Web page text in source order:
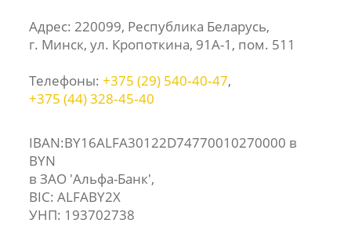
Адрес: 220099, Республика Беларусь,
г. Минск, ул. Кропоткина, 91А-1, пом. 511
Телефоны: +375 (29) 540‑40‑47,
+375 (44) 328‑45‑40
IBAN:BY16ALFA30122D74770010270000 в
BYN
в ЗАО 'Альфа-Банк',
BIC: ALFABY2X
УНП: 193702738